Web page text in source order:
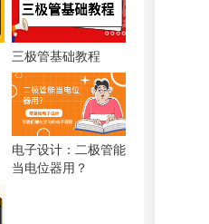
三极管基础教程
电子设计：二极管能
当电位器用？